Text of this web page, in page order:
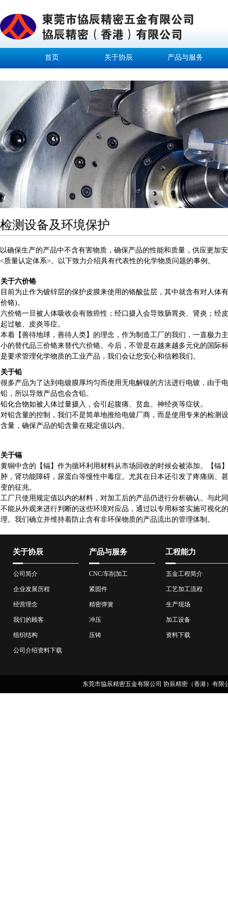
首页 关于协辰 产品与服务
检测设备及环境保护
以确保生产的产品中不含有害物质，确保产品的性能和质量，供应更加
<质量认定体系>。以下致力介绍具有代表性的化学物质问题的事例。
关于六价铬
目前为止作为镀锌层的保护皮膜来使用的铬酸盐层，其中就含有对人体
价铬)。
六价铬一旦被人体吸收会有致癌性；经口摄入会导致肠胃炎、肾炎；经
起过敏、皮炎等症。
本着【善待地球，善待人类】的理念，作为制造工厂的我们，一直极力
小的替代品三价铬来替代六价铬。今后，不管是在越来越多元化的国际
是要求管理化学物质的工业产品，我们会让您安心和信赖我们。
关于铅
很多产品为了达到电镀膜厚均匀而使用无电解镍的方法进行电镀，由于
铅，所以导致产品也会含铅。
铅化合物如被人体过量摄入，会引起腹痛、贫血、神经炎等症状。
对铅含量的控制，我们不是简单地推给电镀厂商，而是使用专来的检测
含量，确保产品的铅含量在规定值以内。
关于镉
黄铜中含的【镉】作为循环利用材料从市场回收的时候会被添加。【镉
肿，肾功能障碍，尿蛋白等慢性中毒症。尤其在日本还引发了疼痛病、
变的征兆。
工厂只使用规定值以内的材料，对加工后的产品仍进行分析确认。与此
不能从外观来进行判断的这些环境对应品，通过以专用标签实施可视化
理。我们确立并维持着防止含有非环保物质的产品流出的管理体制。
关于协辰
公司简介
企业发展历程
经营理念
我们的顾客
组织结构
公司介绍资料下载
产品与服务
CNC/车削加工
紧固件
精密弹簧
冲压
压铸
工程能力
五金工程简介
工艺加工流程
生产现场
加工设备
资料下载
东莞市協辰精密五金有限公司 协辰精密（香港）有